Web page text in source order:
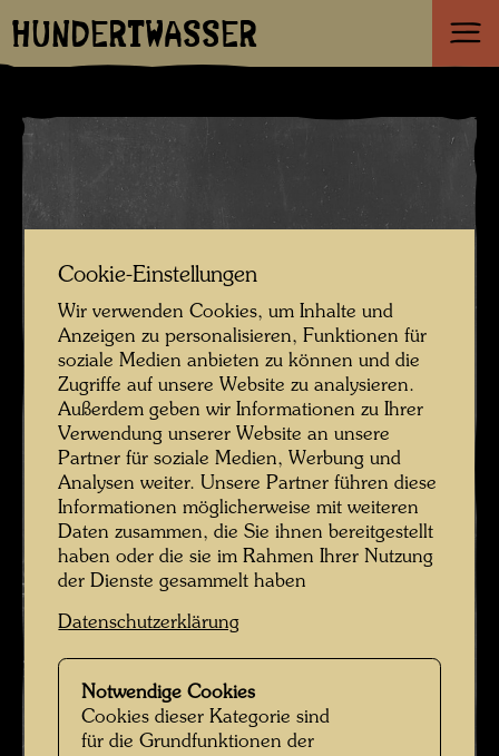
HUNDERTWASSER
Cookie-Einstellungen
Wir verwenden Cookies, um Inhalte und
Anzeigen zu personalisieren, Funktionen für
soziale Medien anbieten zu können und die
Zugriffe auf unsere Website zu analysieren.
Außerdem geben wir Informationen zu Ihrer
Verwendung unserer Website an unsere
Partner für soziale Medien, Werbung und
Analysen weiter. Unsere Partner führen diese
Informationen möglicherweise mit weiteren
Daten zusammen, die Sie ihnen bereitgestellt
haben oder die sie im Rahmen Ihrer Nutzung
der Dienste gesammelt haben
Datenschutzerklärung
Notwendige Cookies
Cookies dieser Kategorie sind
für die Grundfunktionen der